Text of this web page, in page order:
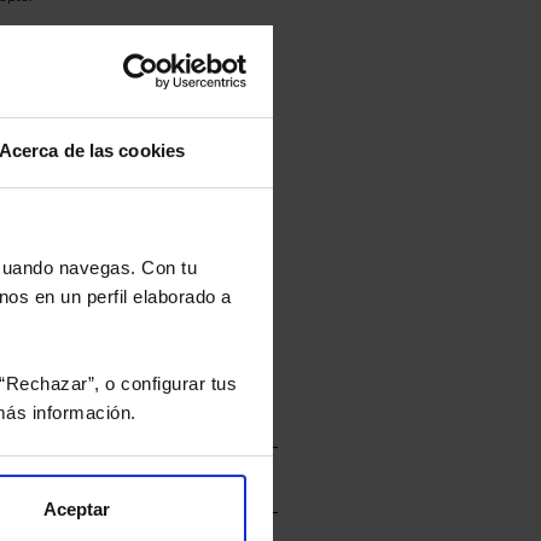
de las cookies
navegas. Con tu
en un perfil elaborado a
o configurar tus
información.
Aceptar
en la divisa Euro.
un estudio gratuito